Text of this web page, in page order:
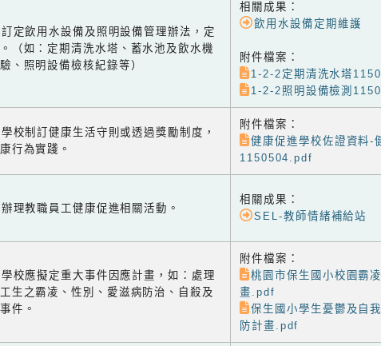
定飲用水設備及照明設備管理辦法，定
（如：定期清洗水塔、蓄水池及飲水機
、照明設備檢核紀錄等）
相關成果：
飲用水設備定期維護
附件檔案：
1-2-2定期清洗水塔
1-2-2照明設備檢測
校制訂健康生活守則或透過獎勵制度，
行為實踐。
附件檔案：
健康促進學校佐證資料-
1150504.pdf
理教職員工健康促進相關活動。
相關成果：
SEL-教師情緒補給站
校應擬定重大事件因應計畫，如：處理
生之霸凌、性別、愛滋病防治、自殺及
件。
附件檔案：
桃園市保生國小校園霸
畫.pdf
保生國小學生憂鬱及自
防計畫.pdf